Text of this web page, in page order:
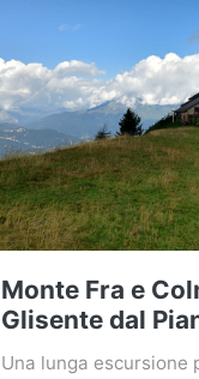
Monte Fra e
Glisente dal
Una lunga escursione